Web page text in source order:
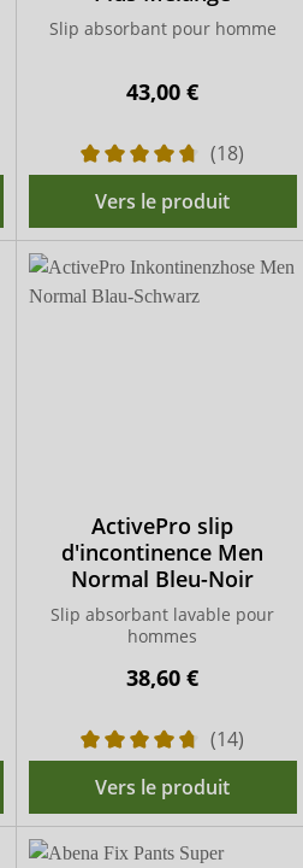
Slip absorbant pour homme
43,00 €
(18)
Vers le produit
ActivePro slip
d'incontinence Men
Normal Bleu-Noir
Slip absorbant lavable pour
hommes
38,60 €
(14)
Vers le produit